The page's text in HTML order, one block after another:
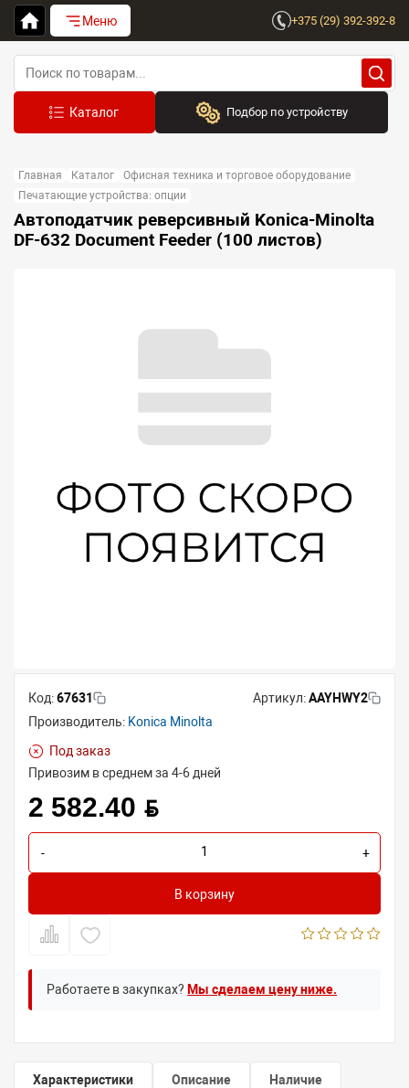
Меню +375 (29) 392-392-8
Подбор по устройству
Выберите бренд
Устройство:
Сначала выберите бренд
Главная Каталог
Офисная техника и торговое оборудование
Печатающие устройства: опции
Автоподатчик реверсивный Konica-Minolta
DF-632 Document Feeder (100 листов)
Код:67631 Артикул:AAYHWY2
Производитель: Konica Minolta
Под заказ
Привозим в среднем за 4-6 дней
2 582.40 BYN
- +
В корзину
Работаете в закупках? Мы сделаем цену ниже.
Характеристики Описание Наличие